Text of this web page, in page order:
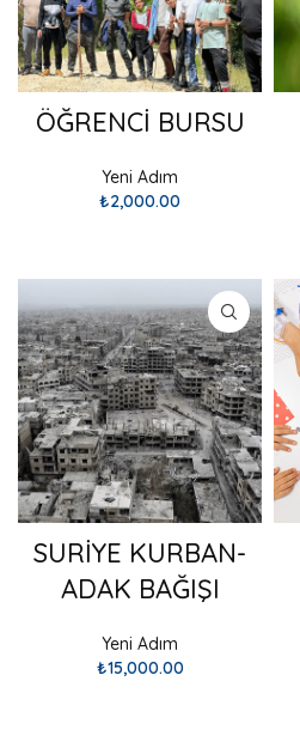
ÖĞRENCİ BURSU
Yeni Adım
₺2,000.00
SURİYE KURBAN-
ADAK BAĞIŞI
Yeni Adım
₺15,000.00